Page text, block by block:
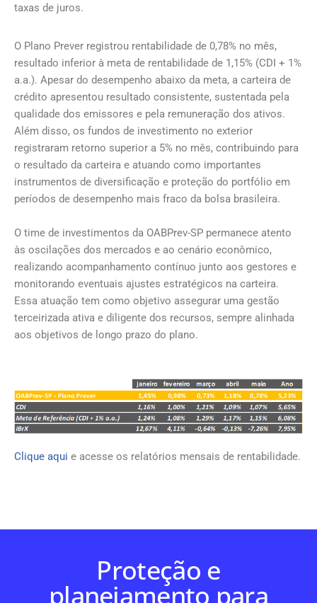
taxas de juros.
O Plano Prever registrou rentabilidade de 0,78% no mês,
resultado inferior à meta de rentabilidade de 1,15% (CDI + 1%
a.a.). Apesar do desempenho abaixo da meta, a carteira de
crédito apresentou resultado consistente, sustentada pela
qualidade dos emissores e pela remuneração dos ativos.
Além disso, os fundos de investimento no exterior
registraram retorno superior a 5% no mês, contribuindo para
o resultado da carteira e atuando como importantes
instrumentos de diversificação e proteção do portfólio em
períodos de desempenho mais fraco da bolsa brasileira.
O time de investimentos da OABPrev-SP permanece atento
às oscilações dos mercados e ao cenário econômico,
realizando acompanhamento contínuo junto aos gestores e
monitorando eventuais ajustes estratégicos na carteira.
Essa atuação tem como objetivo assegurar uma gestão
terceirizada ativa e diligente dos recursos, sempre alinhada
aos objetivos de longo prazo do plano.
Clique aqui e acesse os relatórios mensais de rentabilidade.
Proteção e
planejamento para